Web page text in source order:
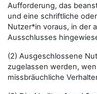
Aufforderung, das
und eine schriftliche
Nutzer*in voraus, in der
Ausschlusses
(2) Ausgeschlossene
zugelassen werden,
missbräuchliche